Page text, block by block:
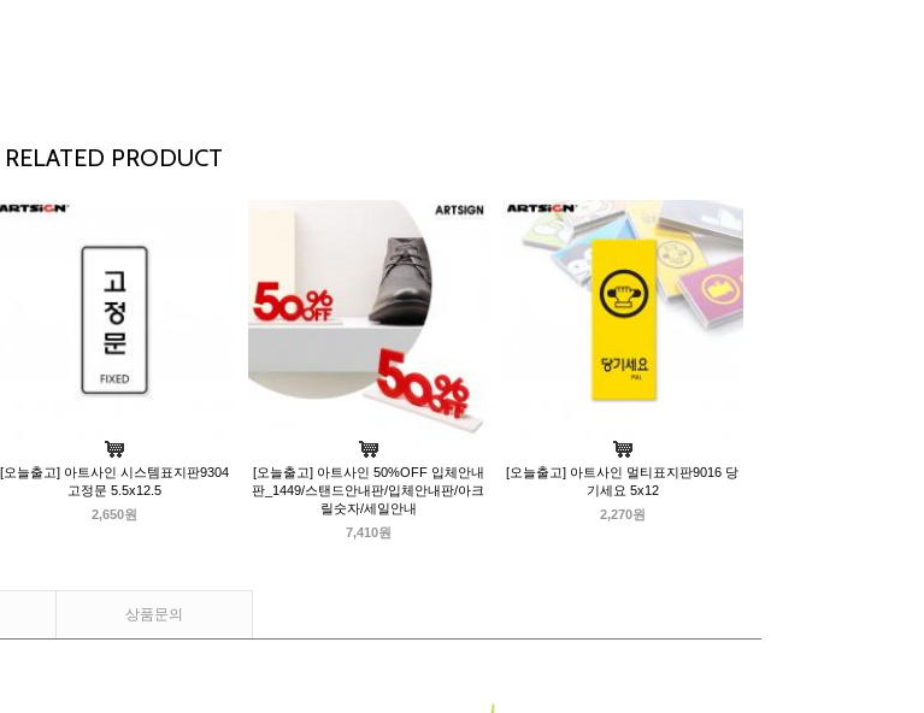
RELATED PRODUCT
[오늘출고] 아트사인 시스템표지판9304
고정문 5.5x12.5
2,650원
[오늘출고] 아트사인 50%OFF 입체안내
판_1449/스탠드안내판/입체안내판/아크
릴숫자/세일안내
7,410원
[오늘출고] 아트사인 멀티표지판9016 당
기세요 5x12
2,270원
상품문의